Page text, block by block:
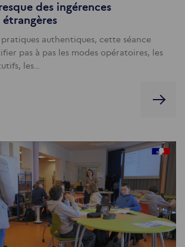
des ingérences
authentiques, cette séance
pas à pas les modes opératoires, les
les…